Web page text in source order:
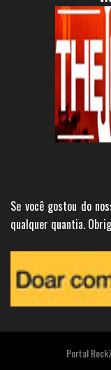
Se você gostou do
qualquer quantia.
Portal